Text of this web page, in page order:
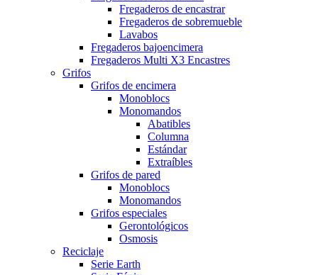
Fregaderos de encastrar
Fregaderos de sobremueble
Lavabos
Fregaderos bajoencimera
Fregaderos Multi X3 Encastres
Grifos
Grifos de encimera
Monoblocs
Monomandos
Abatibles
Columna
Estándar
Extraíbles
Grifos de pared
Monoblocs
Monomandos
Grifos especiales
Gerontológicos
Osmosis
Reciclaje
Serie Earth